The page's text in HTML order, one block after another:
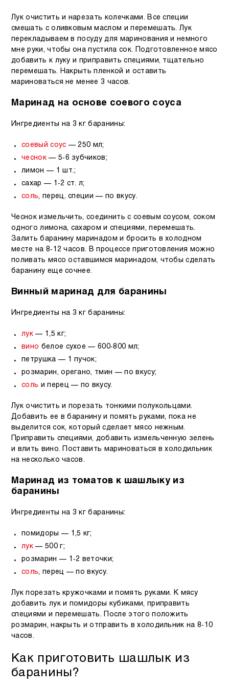
Лук очистить и нарезать колечками. Все специи
смешать с оливковым маслом и перемешать. Лук
перекладываем в посуду для маринования и немного
мне руки, чтобы она пустила сок. Подготовленное мясо
добавить к луку и приправить специями, тщательно
перемешать. Накрыть пленкой и оставить
мариноваться не менее 3 часов.
Маринад на основе соевого соуса
Ингредиенты на 3 кг баранины:
соевый соус — 250 мл;
чеснок— 5-6 зубчиков;
лимон — 1 шт.;
сахар — 1-2 ст. л;
соль, перец, специи — по вкусу.
Чеснок измельчить, соединить с соевым соусом, соком
одного лимона, сахаром и специями, перемешать.
Залить баранину маринадом и бросить в холодном
месте на 8-12 часов. В процессе приготовления можно
поливать мясо оставшимся маринадом, чтобы сделать
баранину еще сочнее.
Винный маринад для баранины
Ингредиенты на 3 кг баранины:
лук— 1,5 кг;
вино белое сухое — 600-800 мл;
петрушка — 1 пучок;
розмарин, орегано, тмин — по вкусу;
соль и перец — по вкусу.
Лук очистить и порезать тонкими полукольцами.
Добавить ее в баранину и помять руками, пока не
выделится сок, который сделает мясо нежным.
Приправить специями, добавить измельченную зелень
и влить вино. Поставить мариноваться в холодильник
на несколько часов.
Маринад из томатов к шашлыку из
баранины
Ингредиенты на 3 кг баранины:
помидоры — 1,5 кг;
лук— 500 г;
розмарин — 1-2 веточки;
соль, перец — по вкусу.
Лук порезать кружочками и помять руками. К мясу
добавить лук и помидоры кубиками, приправить
специями и перемешать. После этого положить
розмарин, накрыть и отправить в холодильник на 8-10
часов.
Как приготовить шашлык из
баранины?